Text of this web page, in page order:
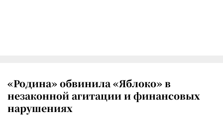
«Родина» обвинила «Яблоко» в
незаконной агитации и финансовых
нарушениях